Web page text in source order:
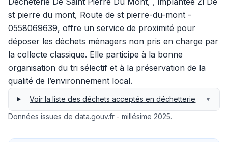
st pierre du mont, Route de st pierre-du-mont -
0558069639, offre un service de proximité pour
déposer les déchets ménagers non pris en charge par
la collecte classique. Elle participe à la bonne
organisation du tri sélectif et à la préservation de la
qualité de l’environnement local.
Voir la liste des déchets acceptés en déchetterie ▼
Données issues de data.gouv.fr - millésime 2025.